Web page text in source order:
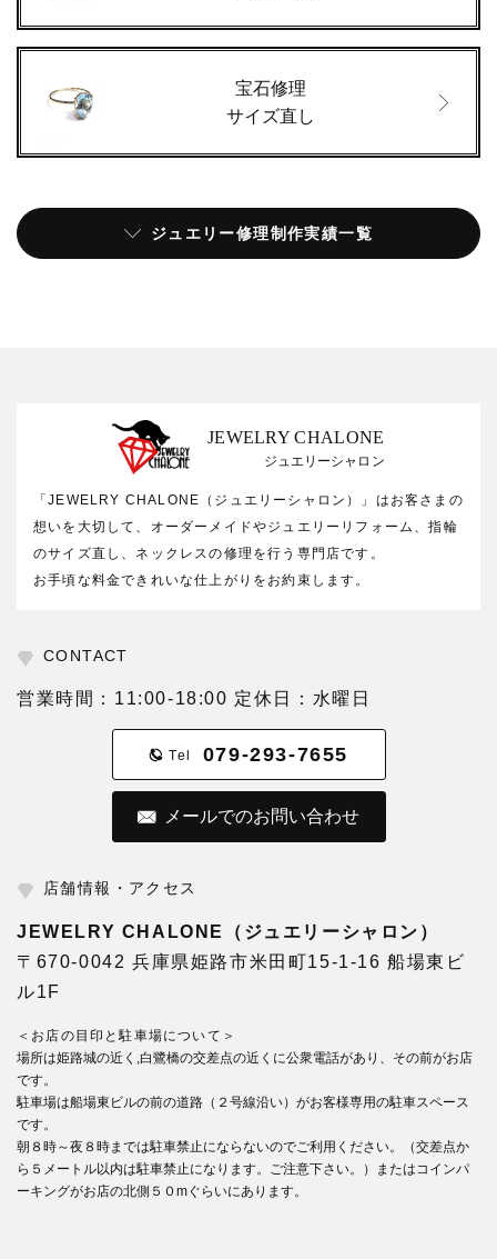
宝石修理
サイズ直し
ジュエリー修理制作実績一覧
JEWELRY CHALONE
ジュエリーシャロン
「JEWELRY CHALONE（ジュエリーシャロン）」はお客さまの
想いを大切して、オーダーメイドやジュエリーリフォーム、指輪
のサイズ直し、ネックレスの修理を行う専門店です。
お手頃な料金できれいな仕上がりをお約束します。
CONTACT
営業時間：11:00-18:00 定休日：水曜日
Tel 079-293-7655
メールでのお問い合わせ
店舗情報・アクセス
JEWELRY CHALONE（ジュエリーシャロン）
〒670-0042 兵庫県姫路市米田町15-1-16 船場東ビ
ル1F
＜お店の目印と駐車場について＞
場所は姫路城の近く,白鷺橋の交差点の近くに公衆電話があり、その前がお店
です。
駐車場は船場東ビルの前の道路（２号線沿い）がお客様専用の駐車スペース
です。
朝８時～夜８時までは駐車禁止にならないのでご利用ください。（交差点か
ら５メートル以内は駐車禁止になります。ご注意下さい。）またはコインパ
ーキングがお店の北側５０mぐらいにあります。